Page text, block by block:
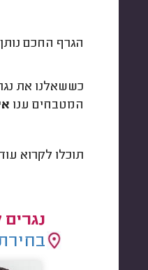
הגרף החכם
המטבחים ענו
תוכלו לקרוא